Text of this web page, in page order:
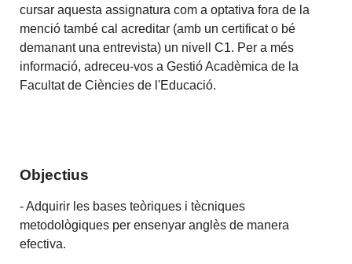
cursar aquesta assignatura com a optativa fora de la
menció també cal acreditar (amb un certificat o bé
demanant una entrevista) un nivell C1. Per a més
informació, adreceu-vos a Gestió Acadèmica de la
Facultat de Ciències de l'Educació.
Objectius
- Adquirir les bases teòriques i tècniques
metodològiques per ensenyar anglès de manera
efectiva.